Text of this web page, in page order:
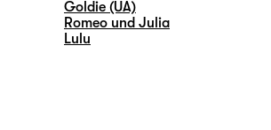
Goldie (UA)
Romeo und Julia
Lulu